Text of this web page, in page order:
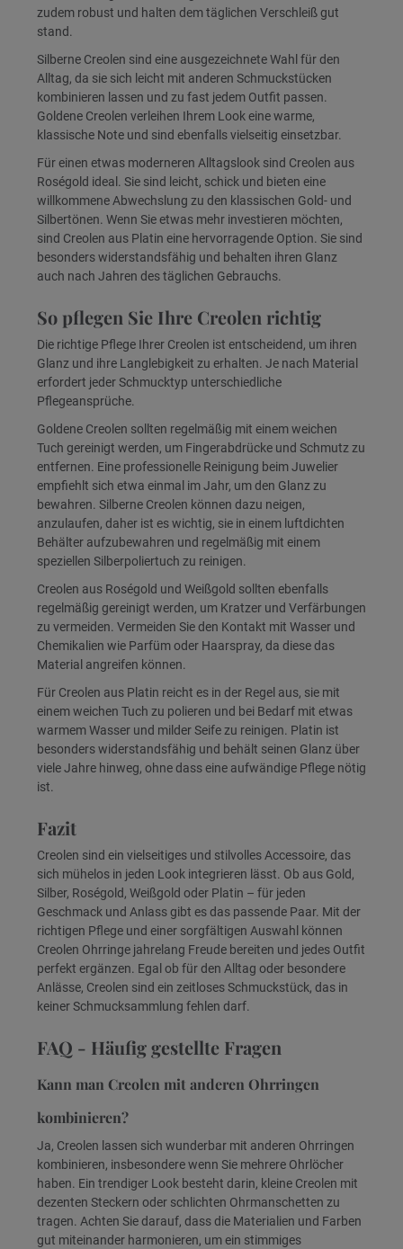
zudem robust und halten dem täglichen Verschleiß gut
stand.
Silberne Creolen sind eine ausgezeichnete Wahl für den
Alltag, da sie sich leicht mit anderen Schmuckstücken
kombinieren lassen und zu fast jedem Outfit passen.
Goldene Creolen verleihen Ihrem Look eine warme,
klassische Note und sind ebenfalls vielseitig einsetzbar.
Für einen etwas moderneren Alltagslook sind Creolen aus
Roségold ideal. Sie sind leicht, schick und bieten eine
willkommene Abwechslung zu den klassischen Gold- und
Silbertönen. Wenn Sie etwas mehr investieren möchten,
sind Creolen aus Platin eine hervorragende Option. Sie sind
besonders widerstandsfähig und behalten ihren Glanz
auch nach Jahren des täglichen Gebrauchs.
So pflegen Sie Ihre Creolen richtig
Die richtige Pflege Ihrer Creolen ist entscheidend, um ihren
Glanz und ihre Langlebigkeit zu erhalten. Je nach Material
erfordert jeder Schmucktyp unterschiedliche
Pflegeansprüche.
Goldene Creolen sollten regelmäßig mit einem weichen
Tuch gereinigt werden, um Fingerabdrücke und Schmutz zu
entfernen. Eine professionelle Reinigung beim Juwelier
empfiehlt sich etwa einmal im Jahr, um den Glanz zu
bewahren. Silberne Creolen können dazu neigen,
anzulaufen, daher ist es wichtig, sie in einem luftdichten
Behälter aufzubewahren und regelmäßig mit einem
speziellen Silberpoliertuch zu reinigen.
Creolen aus Roségold und Weißgold sollten ebenfalls
regelmäßig gereinigt werden, um Kratzer und Verfärbungen
zu vermeiden. Vermeiden Sie den Kontakt mit Wasser und
Chemikalien wie Parfüm oder Haarspray, da diese das
Material angreifen können.
Für Creolen aus Platin reicht es in der Regel aus, sie mit
einem weichen Tuch zu polieren und bei Bedarf mit etwas
warmem Wasser und milder Seife zu reinigen. Platin ist
besonders widerstandsfähig und behält seinen Glanz über
viele Jahre hinweg, ohne dass eine aufwändige Pflege nötig
ist.
Fazit
Creolen sind ein vielseitiges und stilvolles Accessoire, das
sich mühelos in jeden Look integrieren lässt. Ob aus Gold,
Silber, Roségold, Weißgold oder Platin – für jeden
Geschmack und Anlass gibt es das passende Paar. Mit der
richtigen Pflege und einer sorgfältigen Auswahl können
Creolen Ohrringe jahrelang Freude bereiten und jedes Outfit
perfekt ergänzen. Egal ob für den Alltag oder besondere
Anlässe, Creolen sind ein zeitloses Schmuckstück, das in
keiner Schmucksammlung fehlen darf.
FAQ - Häufig gestellte Fragen
Kann man Creolen mit anderen Ohrringen
kombinieren?
Ja, Creolen lassen sich wunderbar mit anderen Ohrringen
kombinieren, insbesondere wenn Sie mehrere Ohrlöcher
haben. Ein trendiger Look besteht darin, kleine Creolen mit
dezenten Steckern oder schlichten Ohrmanschetten zu
tragen. Achten Sie darauf, dass die Materialien und Farben
gut miteinander harmonieren, um ein stimmiges